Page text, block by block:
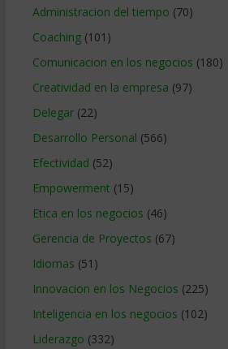
Administracion del tiempo (70)
Coaching(101)
Comunicacion en los negocios (180)
Creatividad en la empresa (97)
Delegar(22)
Desarrollo Personal (566)
Efectividad (52)
Empowerment (15)
Etica en los negocios (46)
Gerencia de Proyectos (67)
Idiomas (51)
Innovacion en los Negocios (225)
Inteligencia en los negocios (102)
Liderazgo (332)